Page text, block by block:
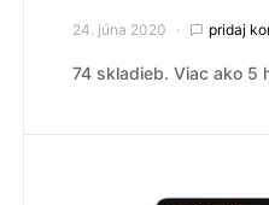
24. júna 2020 pridaj
74 skladieb. Viac ako 5